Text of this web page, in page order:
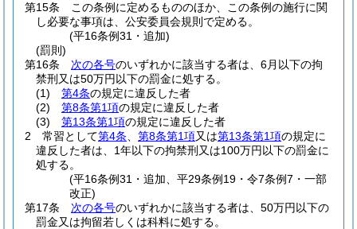
第15条
この条例に定めるもののほか、この条例の施行に関
し必要な事項は、公安委員会規則で定める。
(平16条例31・追加)
(罰則)
第16条
次の各号のいずれかに該当する者は、6月以下の拘
禁刑又は50万円以下の罰金に処する。
(1)
第4条の規定に違反した者
(2)
第8条第1項の規定に違反した者
(3)
第13条第1項の規定に違反した者
2
常習として第4条 第8条第1項又は第13条第1項の規定に
違反した者は、1年以下の拘禁刑又は100万円以下の罰金に
処する。
(平16条例31・追加、平29条例19・令7条例7・一部
改正)
第17条
次の各号のいずれかに該当する者は、50万円以下の
罰金又は拘留若しくは科料に処する。